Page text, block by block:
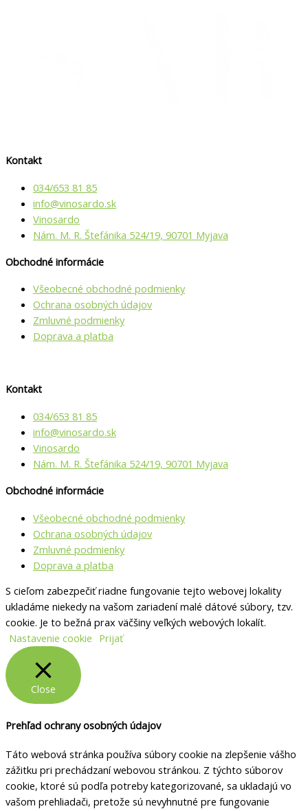
Kontakt
034/653 81 85
info@vino­sardo.sk
Vinosardo
Nám. M. R. Štefánika 524/19, 90701 Myjava
Obchodné informácie
Všeobecné obchodné podmienky
Ochrana osobných údajov
Zmluvné podmienky
Doprava a platba
Kontakt
034/653 81 85
info@vino­sardo.sk
Vinosardo
Nám. M. R. Štefánika 524/19, 90701 Myjava
Obchodné informácie
Všeobecné obchodné podmienky
Ochrana osobných údajov
Zmluvné podmienky
Doprava a platba
S cieľom zabezpečiť riadne fungovanie tejto webovej lokality
ukladáme niekedy na vašom zariadení malé dátové súbory, tzv.
cookie. Je to bežná prax väčšiny veľkých webových lokalít.
Nastavenie cookie Prijať
Close
Prehľad ochrany osobných údajov
Táto webová stránka používa súbory cookie na zlepšenie vášho
zážitku pri prechádzaní webovou stránkou. Z týchto súborov
cookie, ktoré sú podľa potreby kategorizované, sa ukladajú vo
vašom prehliadači, pretože sú nevyhnutné pre fungovanie